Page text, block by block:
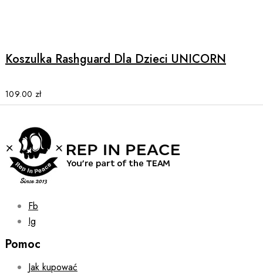
multiple
variants.
may
on
the
Koszulka Rashguard Dla Dzieci UNICORN
109.00 zł
Fb
Ig
Pomoc
Jak kupować